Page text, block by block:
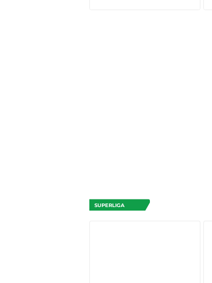
SUPERLIGA